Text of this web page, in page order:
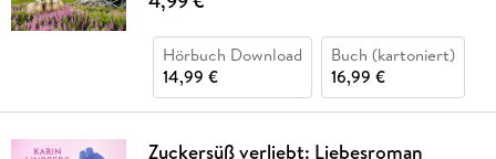
Hörbuch Download
14,99 €
Buch (kartoniert)
16,99 €
Zuckersüß verliebt: Liebesroman